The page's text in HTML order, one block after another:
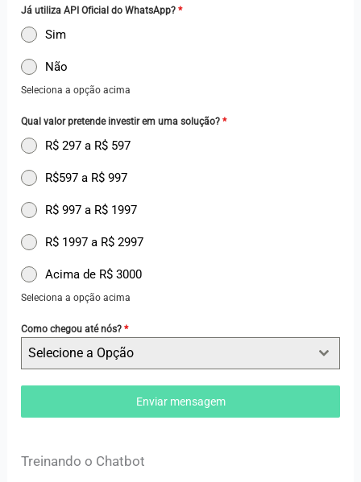
Já utiliza API Oficial do WhatsApp?*
Sim
Não
Seleciona a opção acima
Qual valor pretende investir em uma solução?*
R$ 297 a R$ 597
R$597 a R$ 997
R$ 997 a R$ 1997
R$ 1997 a R$ 2997
Acima de R$ 3000
Seleciona a opção acima
Como chegou até nós?*
Selecione a Opção
Enviar mensagem
Treinando o Chatbot